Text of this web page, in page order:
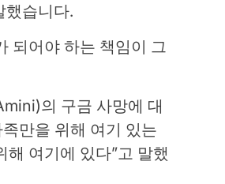
했습니다.
되어야 하는 책임이 그
의 구금 사망에 대
만을 위해 여기 있는
여기에 있다”고 말했